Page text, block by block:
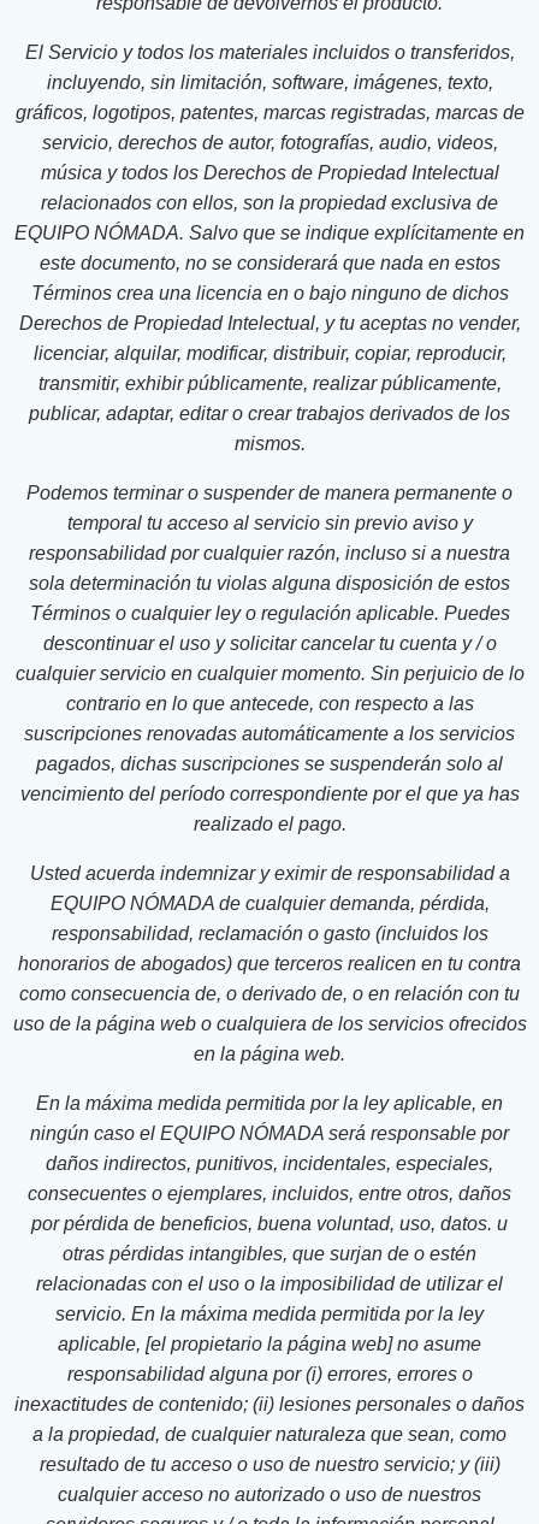
El Servicio y todos los materiales incluidos o transferidos,
incluyendo, sin limitación, software, imágenes, texto,
gráficos, logotipos, patentes, marcas registradas, marcas de
servicio, derechos de autor, fotografías, audio, videos,
música y todos los Derechos de Propiedad Intelectual
relacionados con ellos, son la propiedad exclusiva de
EQUIPO NÓMADA. Salvo que se indique explícitamente en
este documento, no se considerará que nada en estos
Términos crea una licencia en o bajo ninguno de dichos
Derechos de Propiedad Intelectual, y tu aceptas no vender,
licenciar, alquilar, modificar, distribuir, copiar, reproducir,
transmitir, exhibir públicamente, realizar públicamente,
publicar, adaptar, editar o crear trabajos derivados de los
mismos.
Podemos terminar o suspender de manera permanente o
temporal tu acceso al servicio sin previo aviso y
responsabilidad por cualquier razón, incluso si a nuestra
sola determinación tu violas alguna disposición de estos
Términos o cualquier ley o regulación aplicable. Puedes
descontinuar el uso y solicitar cancelar tu cuenta y / o
cualquier servicio en cualquier momento. Sin perjuicio de lo
contrario en lo que antecede, con respecto a las
suscripciones renovadas automáticamente a los servicios
pagados, dichas suscripciones se suspenderán solo al
vencimiento del período correspondiente por el que ya has
realizado el pago.
Usted acuerda indemnizar y eximir de responsabilidad a
EQUIPO NÓMADA de cualquier demanda, pérdida,
responsabilidad, reclamación o gasto (incluidos los
honorarios de abogados) que terceros realicen en tu contra
como consecuencia de, o derivado de, o en relación con tu
uso de la página web o cualquiera de los servicios ofrecidos
en la página web.
En la máxima medida permitida por la ley aplicable, en
ningún caso el EQUIPO NÓMADA será responsable por
daños indirectos, punitivos, incidentales, especiales,
consecuentes o ejemplares, incluidos, entre otros, daños
por pérdida de beneficios, buena voluntad, uso, datos. u
otras pérdidas intangibles, que surjan de o estén
relacionadas con el uso o la imposibilidad de utilizar el
servicio. En la máxima medida permitida por la ley
aplicable, [el propietario la página web] no asume
responsabilidad alguna por (i) errores, errores o
inexactitudes de contenido; (ii) lesiones personales o daños
a la propiedad, de cualquier naturaleza que sean, como
resultado de tu acceso o uso de nuestro servicio; y (iii)
cualquier acceso no autorizado o uso de nuestros